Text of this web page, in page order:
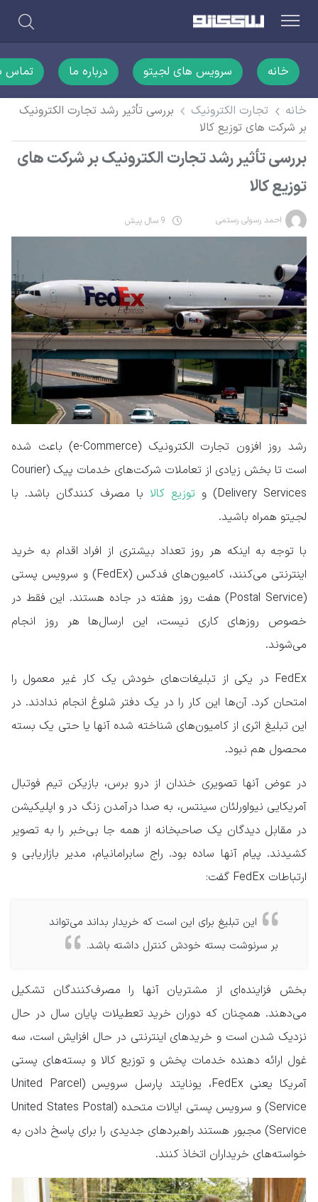
خانه سرویس های لجیتو درباره ما تماس
خانه تجارت الکترونیک
بررسی تأثیر رشد تجارت الکترونیک
بر شرکت های توزیع کالا
بررسی تأثیر رشد تجارت الکترونیک بر شرکت های
توزیع کالا
احمد رسولی رستمی
رشد روز افزون تجارت الکترونیک (e-Commerce) باعث شده
است تا بخش زیادی از تعاملات شرکت‌های خدمات پیک (Courier
Delivery Services) و
توزیع کالا با مصرف کنندگان باشد. با
لجیتو همراه باشید.
با توجه به اینکه هر روز تعداد بیشتری از افراد اقدام به خرید
اینترنتی می‌کنند، کامیون‌های فدکس (FedEx) و سرویس پستی
(Postal Service) هفت روز هفته در جاده هستند. این فقط در
خصوص روزهای کاری نیست، این ارسال‌ها هر روز انجام
می‌شوند.
FedEx در یکی از تبلیغات‌های خودش یک کار غیر معمول را
امتحان کرد. آن‌ها این کار را در یک دفتر شلوغ انجام ندادند. در
این تبلیغ اثری از کامیون‌های شناخته شده آنها یا حتی یک بسته
محصول هم نبود.
در عوض آنها تصویری خندان از درو برس، بازیکن تیم فوتبال
آمریکایی نیواورلئان سینتس، به صدا درآمدن زنگ در و اپلیکیشن
در مقابل دیدگان یک صاحبخانه از همه جا بی‌خبر را به تصویر
کشیدند. پیام آنها ساده بود. راج سابرامانیام، مدیر بازاریابی و
ارتباطات FedEx گفت:
این تبلیغ برای این است که خریدار بداند می‌تواند
بر سرنوشت بسته خودش کنترل داشته باشد.
بخش فزاینده‌ای از مشتریان آنها را مصرف‌کنندگان تشکیل
می‌دهند. همچنان که دوران خرید تعطیلات پایان سال در حال
نزدیک شدن است و خریدهای اینترنتی در حال افزایش است، سه
غول ارائه دهنده خدمات پخش و توزیع کالا و بسته‌های پستی
آمریکا یعنی FedEx، یونایتد پارسل سرویس (United Parcel
Service) و سرویس پستی ایالات متحده (United States Postal
Service) مجبور هستند راهبردهای جدیدی را برای پاسخ دادن به
خواسته‌های خریداران اتخاذ کنند.